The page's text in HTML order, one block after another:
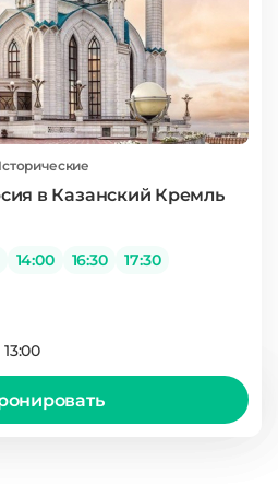
в Казанский Кремль
14:00 16:30 17:30